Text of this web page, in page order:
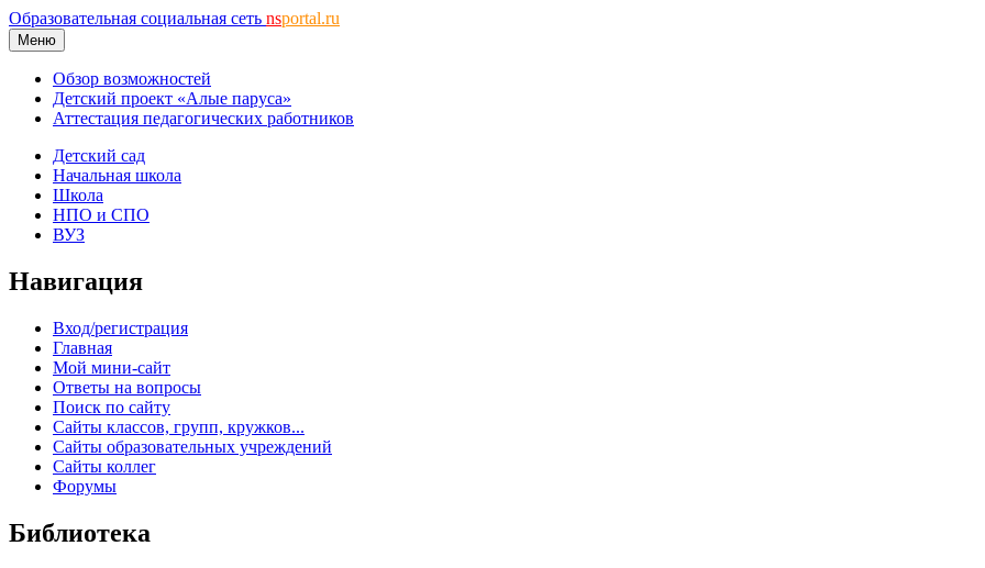
Образовательная социальная сеть nsportal.ru
Меню
Обзор возможностей
Детский проект «Алые паруса»
Аттестация педагогических работников
Детский сад
Начальная школа
Школа
НПО и СПО
ВУЗ
Навигация
Вход/регистрация
Главная
Мой мини-сайт
Ответы на вопросы
Поиск по сайту
Сайты классов, групп, кружков...
Сайты образовательных учреждений
Сайты коллег
Форумы
Библиотека